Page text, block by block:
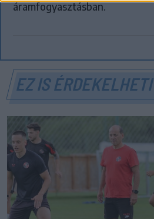
áramfogyasztásban.
EZ IS ÉRDEKELHETI